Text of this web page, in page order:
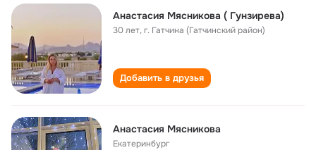
Анастасия Мясникова ( Гунзирева)
30 лет,г. Гатчина (Гатчинский район)
Добавить в друзья
Анастасия Мясникова
Екатеринбург